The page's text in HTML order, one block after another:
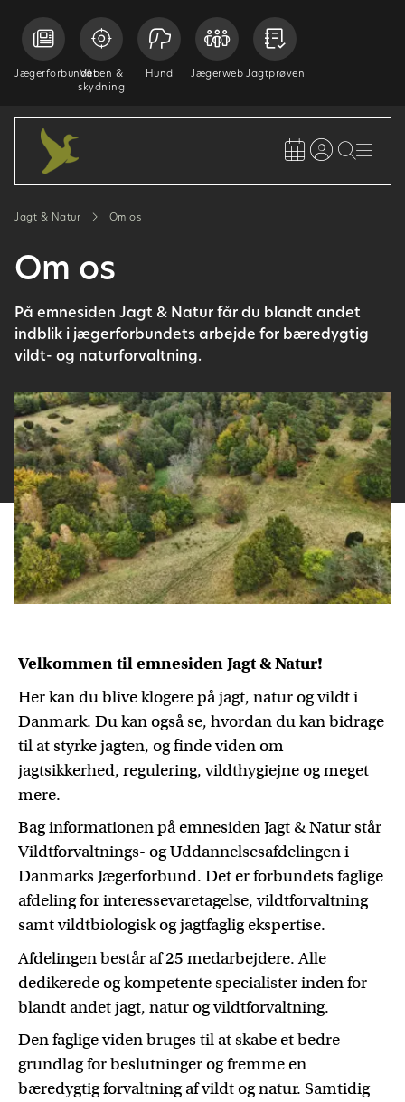
JægerforbundetVåben &
skydning
Hund Jægerweb Jagtprøven
Jagt & Natur Om os
Om os
På emnesiden Jagt & Natur får du blandt andet
indblik i jægerforbundets arbejde for bæredygtig
vildt- og naturforvaltning.
Velkommen til emnesiden Jagt & Natur!
Her kan du blive klogere på jagt, natur og vildt i
Danmark. Du kan også se, hvordan du kan bidrage
til at styrke jagten, og finde viden om
jagtsikkerhed, regulering, vildthygiejne og meget
mere.
Bag informationen på emnesiden Jagt & Natur står
Vildtforvaltnings- og Uddannelsesafdelingen i
Danmarks Jægerforbund. Det er forbundets faglige
afdeling for interessevaretagelse, vildtforvaltning
samt vildtbiologisk og jagtfaglig ekspertise.
Afdelingen består af 25 medarbejdere. Alle
dedikerede og kompetente specialister inden for
blandt andet jagt, natur og vildtforvaltning.
Den faglige viden bruges til at skabe et bedre
grundlag for beslutninger og fremme en
bæredygtig forvaltning af vildt og natur. Samtidig